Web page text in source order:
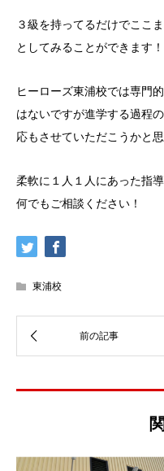
３級を持ってるだけでここ
としてみることができます！
ヒーローズ東浦校では専門
はないですが進学する過程
応もさせていただこうかと
柔軟に１人１人にあった指
何でもご相談ください！
東浦校